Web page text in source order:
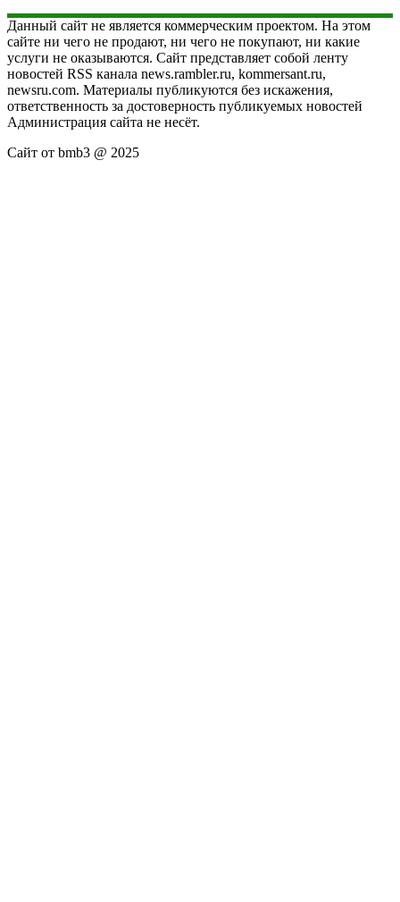
Данный сайт не является коммерческим проектом. На этом
сайте ни чего не продают, ни чего не покупают, ни какие
услуги не оказываются. Сайт представляет собой ленту
новостей RSS канала news.rambler.ru, kommersant.ru,
newsru.com. Материалы публикуются без искажения,
ответственность за достоверность публикуемых новостей
Администрация сайта не несёт.
Сайт от bmb3 @ 2025